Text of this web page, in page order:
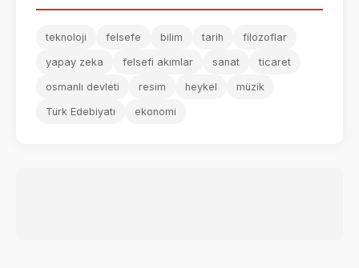
teknoloji felsefe bilim tarih filozoflar
yapay zeka felsefi akımlar sanat ticaret
osmanlı devleti resim heykel müzik
Türk Edebiyatı ekonomi